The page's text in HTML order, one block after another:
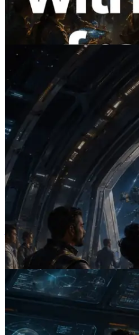
Information API 同步
阅读此文章
2026.07.04
ERPC 发布支持
— AI Agent 按需为
阅读此文章